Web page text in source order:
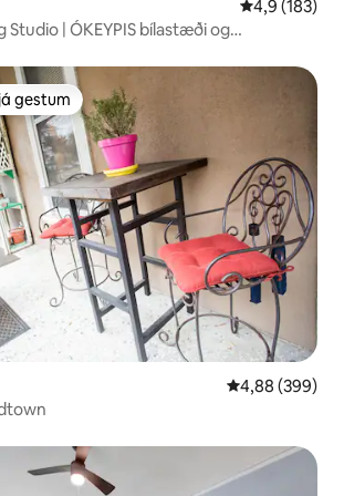
4,9 af 5 í
4,9 (183)
Studio | ÓKEYPIS bílastæði og
hjá gestum
gestum
4,88 af 5 í
4,88 (399)